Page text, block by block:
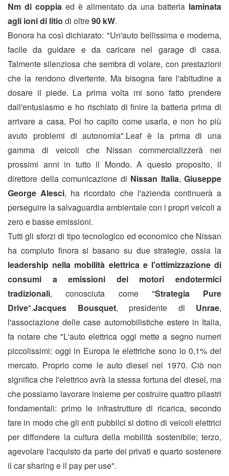
Nm di coppia ed è alimentato da una batteria laminata
agli ioni di litio di oltre90 kW.
Bonora ha così dichiarato: "Un'auto bellissima e moderna,
facile da guidare e da caricare nel garage di casa.
Talmente silenziosa che sembra di volare, con prestazioni
che la rendono divertente. Ma bisogna fare l'abitudine a
dosare il piede. La prima volta mi sono fatto prendere
dall'entusiasmo e ho rischiato di finire la batteria prima di
arrivare a casa. Poi ho capito come usarla, e non ho più
avuto problemi di autonomia".Leaf è la prima di una
gamma di veicoli che Nissan commercializzerà nei
prossimi anni in tutto il Mondo. A questo proposito, il
direttore della comunicazione di Nissan Italia, Giuseppe
George Alesci, ha ricordato che l'azienda continuerà a
perseguire la salvaguardia ambientale con i propri veicoli a
zero e basse emissioni.
Tutti gli sforzi di tipo tecnologico ed economico che Nissan
ha compiuto finora si basano su due strategie, ossia la
leadership nella mobilità elettrica e l'ottimizzazione di
consumi a emissioni dei motori endotermici
tradizionali, conosciuta come "Strategia Pure
Drive".Jacques Bousquet, presidente di Unrae,
l'associazione delle case automobilistiche estere in Italia,
fa notare che "L'auto elettrica oggi mette a segno numeri
piccolissimi: oggi in Europa le elettriche sono lo 0,1% del
mercato. Proprio come le auto diesel nel 1970. Ciò non
significa che l'elettrico avrà la stessa fortuna del diesel, ma
che possiamo lavorare insieme per costruire quattro pilastri
fondamentali: primo le infrastrutture di ricarica, secondo
fare in modo che gli enti pubblici si dotino di veicoli elettrici
per diffondere la cultura della mobilità sostenibile; terzo,
agevolare l'acquisto da parte dei privati e quarto sostenere
il car sharing e il pay per use".